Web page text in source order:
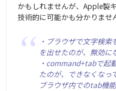
かもしれませんが、Apple製
技術的に可能かも分かりませ
・ブラウザで文字検
を出せたのが、無効に
・command+tabで起
たのが、できなくなっ
ブラウザ内でのtab機